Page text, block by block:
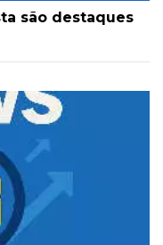
são destaques